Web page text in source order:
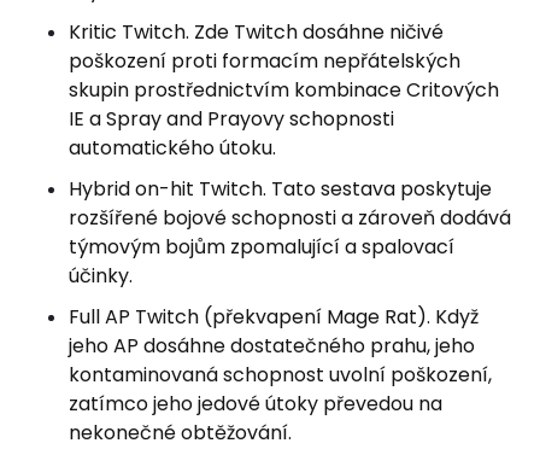
Kritic Twitch. Zde Twitch dosáhne ničivé
poškození proti formacím nepřátelských
skupin prostřednictvím kombinace Critových
IE a Spray and Prayovy schopnosti
automatického útoku.
Hybrid on-hit Twitch. Tato sestava poskytuje
rozšířené bojové schopnosti a zároveň dodává
týmovým bojům zpomalující a spalovací
účinky.
Full AP Twitch (překvapení Mage Rat). Když
jeho AP dosáhne dostatečného prahu, jeho
kontaminovaná schopnost uvolní poškození,
zatímco jeho jedové útoky převedou na
nekonečné obtěžování.